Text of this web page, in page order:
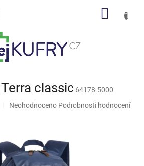
classic 64178-5000
Průměrné
0,0
z
5
Neohodnoceno Podrobnosti hodnocení